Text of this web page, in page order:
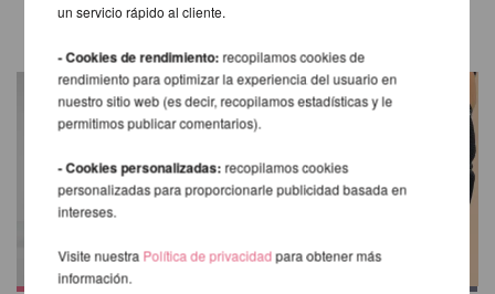
un servicio rápido al cliente.
- Cookies de rendimiento: recopilamos cookies de
rendimiento para optimizar la experiencia del usuario en
nuestro sitio web (es decir, recopilamos estadísticas y le
permitimos publicar comentarios).
- Cookies personalizadas: recopilamos cookies
personalizadas para proporcionarle publicidad basada en
intereses.
Visite nuestra Política de privacidadpara obtener más
información.